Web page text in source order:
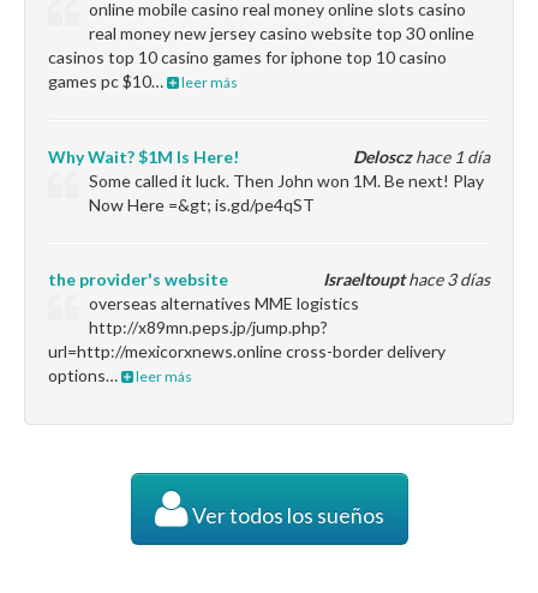
online mobile casino real money online slots casino
real money new jersey casino website top 30 online
casinos top 10 casino games for iphone top 10 casino
games pc $10…
leer más
Delosczhace 1 día
Why Wait? $1M Is Here!
Some called it luck. Then John won 1M. Be next! Play
Now Here =&gt; is.gd/pe4qST
Israeltoupthace 3 días
the provider's website
overseas alternatives MME logistics
http://x89mn.peps.jp/jump.php?
url=http://mexicorxnews.online cross-border delivery
options…
leer más
Ver todos los sueños